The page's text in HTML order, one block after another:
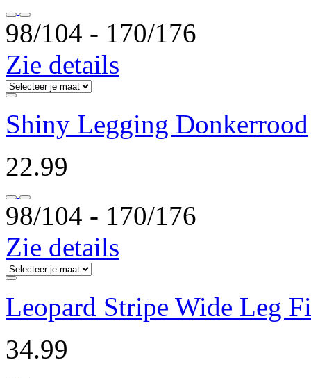
98/104 ‐ 170/176
Zie details
Shiny Legging Donkerrood
22.99
98/104 ‐ 170/176
Zie details
Leopard Stripe Wide Leg
34.99